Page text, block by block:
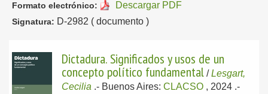
Formato electrónico: Descargar PDF
Signatura: D-2982 ( documento )
Dictadura. Significados y usos de un
concepto político fundamental /Lesgart,
Cecilia .- Buenos Aires: CLACSO , 2024 .-